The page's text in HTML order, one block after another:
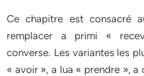
Ce chapitre est consacré
remplacer a primi «
converse. Les variantes les
« avoir », a lua « prendre »,